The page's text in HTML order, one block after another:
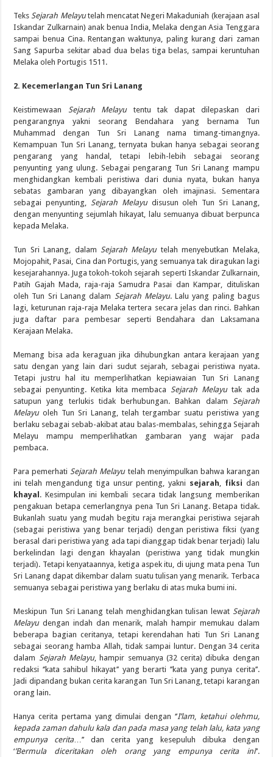
TeksSejarah Melayutelah mencatat Negeri Makaduniah (kerajaan asal
Iskandar Zulkarnain) anak benua India, Melaka dengan Asia Tenggara
sampai benua Cina. Rentangan waktunya, paling kurang dari zaman
Sang Sapurba sekitar abad dua belas tiga belas, sampai keruntuhan
Melaka oleh Portugis 1511.
2. Kecemerlangan Tun Sri Lanang
Keistimewaan Sejarah Melayutentu tak dapat dilepaskan dari
pengarangnya yakni seorang Bendahara yang bernama Tun
Muhammad dengan Tun Sri Lanang nama timang-timangnya.
Kemampuan Tun Sri Lanang, ternyata bukan hanya sebagai seorang
pengarang yang handal, tetapi lebih-lebih sebagai seorang
penyunting yang ulung. Sebagai pengarang Tun Sri Lanang mampu
menghidangkan kembali peristiwa dari dunia nyata, bukan hanya
sebatas gambaran yang dibayangkan oleh imajinasi. Sementara
sebagai penyunting, Sejarah Melayudisusun oleh Tun Sri Lanang,
dengan menyunting sejumlah hikayat, lalu semuanya dibuat berpunca
kepada Melaka.
Tun Sri Lanang, dalam Sejarah Melayutelah menyebutkan Melaka,
Mojopahit, Pasai, Cina dan Portugis, yang semuanya tak diragukan lagi
kesejarahannya. Juga tokoh-tokoh sejarah seperti Iskandar Zulkarnain,
Patih Gajah Mada, raja-raja Samudra Pasai dan Kampar, dituliskan
oleh Tun Sri Lanang dalam Sejarah Melayu. Lalu yang paling bagus
lagi, keturunan raja-raja Melaka tertera secara jelas dan rinci. Bahkan
juga daftar para pembesar seperti Bendahara dan Laksamana
Kerajaan Melaka.
Memang bisa ada keraguan jika dihubungkan antara kerajaan yang
satu dengan yang lain dari sudut sejarah, sebagai peristiwa nyata.
Tetapi justru hal itu memperlihatkan kepiawaian Tun Sri Lanang
sebagai penyunting. Ketika kita membacaSejarah Melayutak ada
satupun yang terlukis tidak berhubungan. Bahkan dalam Sejarah
Melayuoleh Tun Sri Lanang, telah tergambar suatu peristiwa yang
berlaku sebagai sebab-akibat atau balas-membalas, sehingga Sejarah
Melayu mampu memperlihatkan gambaran yang wajar pada
pembaca.
Para pemerhatiSejarah Melayutelah menyimpulkan bahwa karangan
ini telah mengandung tiga unsur penting, yakni sejarah, fiksi dan
khayal . Kesimpulan ini kembali secara tidak langsung memberikan
pengakuan betapa cemerlangnya pena Tun Sri Lanang. Betapa tidak.
Bukanlah suatu yang mudah begitu raja merangkai peristiwa sejarah
(sebagai peristiwa yang benar terjadi) dengan peristiwa fiksi (yang
berasal dari peristiwa yang ada tapi dianggap tidak benar terjadi) lalu
berkelindan lagi dengan khayalan (peristiwa yang tidak mungkin
terjadi). Tetapi kenyataannya, ketiga aspek itu, di ujung mata pena Tun
Sri Lanang dapat dikembar dalam suatu tulisan yang menarik. Terbaca
semuanya sebagai peristiwa yang berlaku di atas muka bumi ini.
Meskipun Tun Sri Lanang telah menghidangkan tulisan lewat Sejarah
Melayudengan indah dan menarik, malah hampir memukau dalam
beberapa bagian ceritanya, tetapi kerendahan hati Tun Sri Lanang
sebagai seorang hamba Allah, tidak sampai luntur. Dengan 34 cerita
dalam Sejarah Melayu, hampir semuanya (32 cerita) dibuka dengan
redaksi ‘’kata sahibul hikayat’’ yang berarti ’’kata yang punya cerita’’.
Jadi dipandang bukan cerita karangan Tun Sri Lanang, tetapi karangan
orang lain.
Hanya cerita pertama yang dimulai dengan ‘’I’lam, ketahui olehmu,
kepada zaman dahulu kala dan pada masa yang telah lalu, kata yang
empunya cerita…’’ dan cerita yang kesepuluh dibuka dengan
‘’Bermula diceritakan oleh orang yang empunya cerita ini’’.